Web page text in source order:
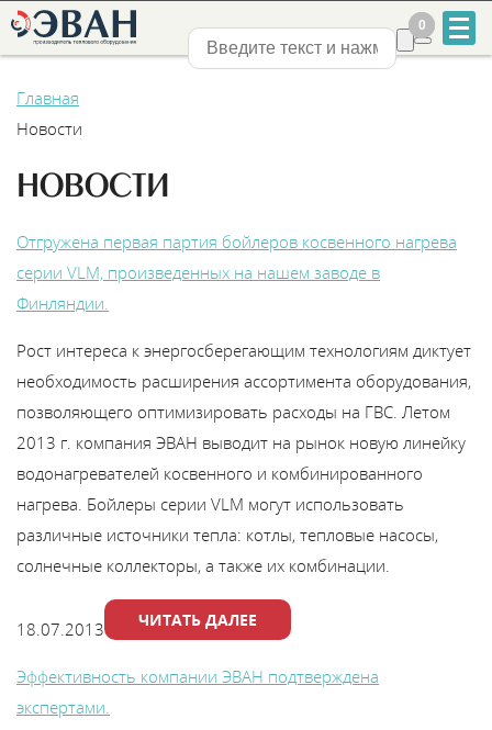
831
2-
888-
555
Найти
Нижний Новгород
0
0
Главная
Новости
НОВОСТИ
Отгружена первая партия бойлеров косвенного нагрева
серии VLM, произведенных на нашем заводе в
Финляндии.
Рост интереса к энергосберегающим технологиям диктует
необходимость расширения ассортимента оборудования,
позволяющего оптимизировать расходы на ГВС. Летом
2013 г. компания ЭВАН выводит на рынок новую линейку
водонагревателей косвенного и комбинированного
нагрева. Бойлеры серии VLM могут использовать
различные источники тепла: котлы, тепловые насосы,
солнечные коллекторы, а также их комбинации.
18.07.2013 ЧИТАТЬ ДАЛЕЕ
Эффективность компании ЭВАН подтверждена
экспертами.